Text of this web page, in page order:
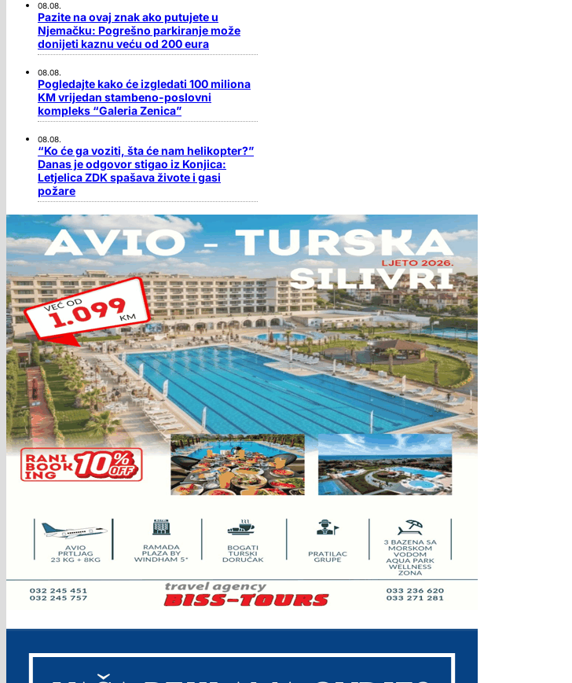
08.08.
Pazite na ovaj znak ako putujete u
Njemačku: Pogrešno parkiranje može
donijeti kaznu veću od 200 eura
08.08.
Pogledajte kako će izgledati 100 miliona
KM vrijedan stambeno-poslovni
kompleks “Galeria Zenica”
08.08.
“Ko će ga voziti, šta će nam helikopter?”
Danas je odgovor stigao iz Konjica:
Letjelica ZDK spašava živote i gasi
požare